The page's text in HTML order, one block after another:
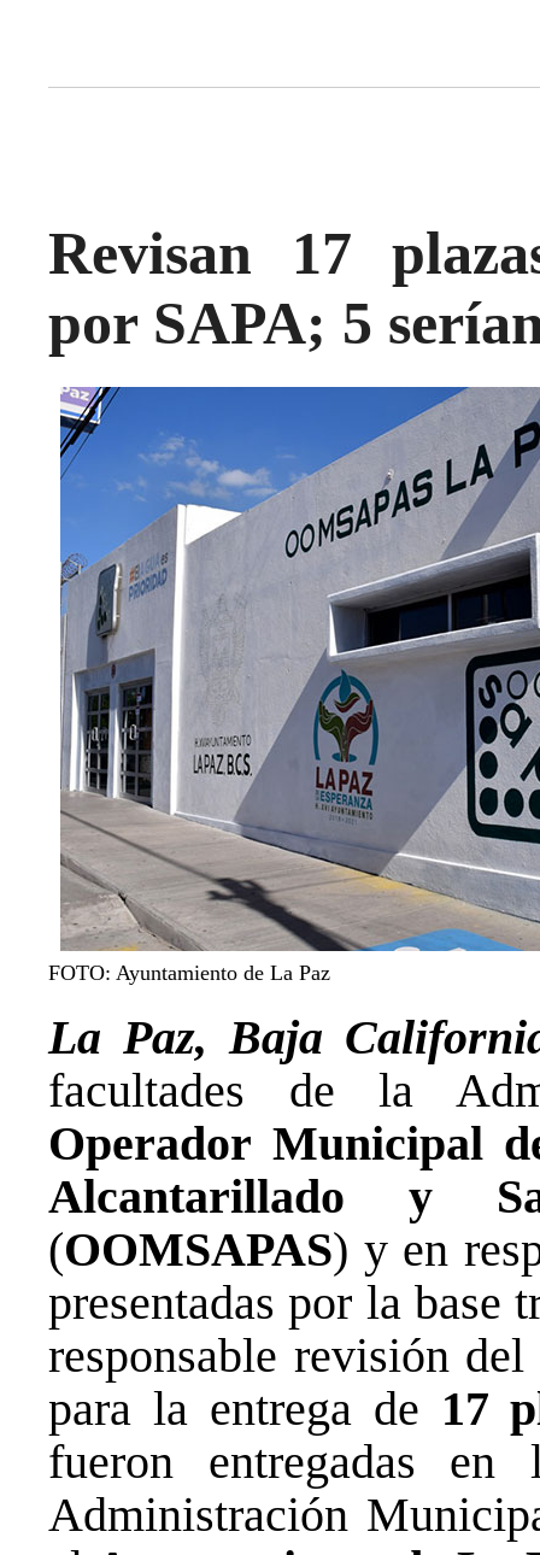
Revisan 17
por SAPA; 5
FOTO: Ayuntamiento de La Paz
La Paz, Baja
facultades de la
Operador Municipal
Alcantarillado y
(OOMSAPAS) y en
presentadas por la base
responsable revisión
para la entrega de 17
fueron entregadas
Administración